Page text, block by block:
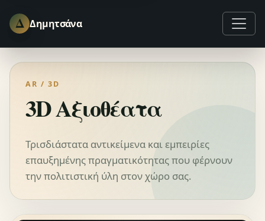
Δ Δημητσάνα
AR / 3D
3D Αξιοθέατα
Τρισδιάστατα αντικείμενα και εμπειρίες
επαυξημένης πραγματικότητας που φέρνουν
την πολιτιστική ύλη στον χώρο σας.